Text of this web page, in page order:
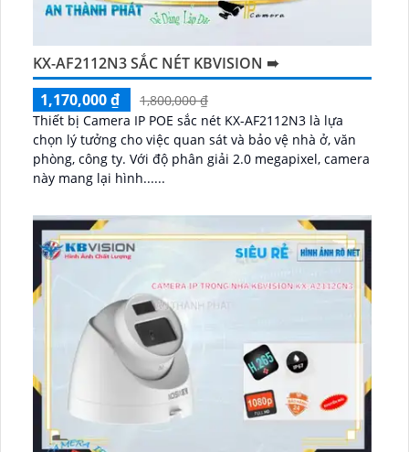
KX-AF2112N3 SẮC NÉT KBVISION ➠
1,170,000 ₫
1,800,000 ₫
Thiết bị Camera IP POE sắc nét KX-AF2112N3 là lựa
chọn lý tưởng cho việc quan sát và bảo vệ nhà ở, văn
phòng, công ty. Với độ phân giải 2.0 megapixel, camera
này mang lại hình......